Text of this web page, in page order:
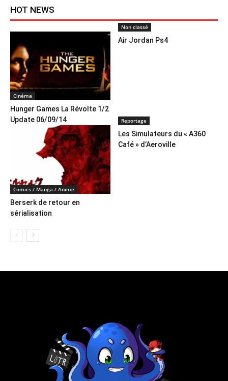
HOT NEWS
Cinéma
Hunger Games La Révolte 1/2
Update 06/09/14
Non classé
Air Jordan Ps4
Comics / Manga / Anime
Berserk de retour en
sérialisation
Reportage
Les Simulateurs du « A360
Café » d’Aeroville